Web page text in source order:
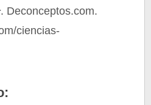
. Deconceptos.com.
ciencias-